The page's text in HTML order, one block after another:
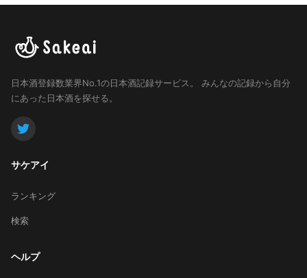
日本酒登録数業界No.1の日本酒記録サービス。
みんなの記録から自分
にあった日本酒を探せる。
サケアイ
ランキング
検索
ヘルプ